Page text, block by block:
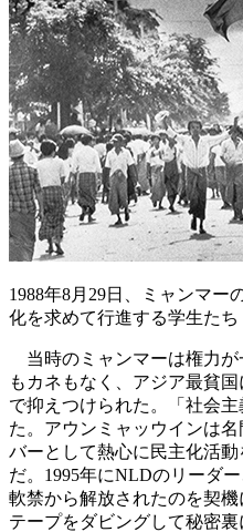
1988年8月29日、ミャンマー
化を求めて行進する学生たち
当時のミャンマーは権力が
もカネもなく、アジア最貧
で抑えつけられた。「社会
た。アウンミャッウインは
バーとして熱心に民主化活
だ。1995年にNLDのリーダ
軟禁から解放されたのを契
テープをダビングして秘密